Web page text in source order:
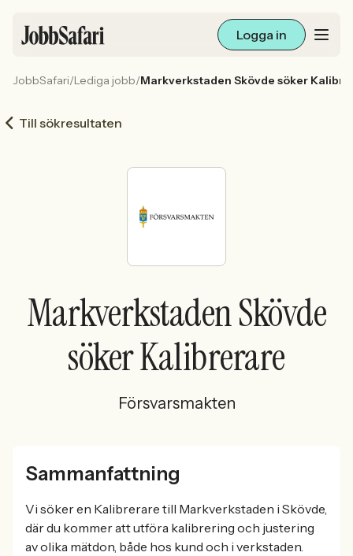
Logga in
Arbetsliv och karriär
För arbetsgivare
Sök med AI
Ny här? Skapa konto
JobbSafari/Lediga jobb/Markverkstaden Skövde söker
Till sökresultaten
Markverkstaden Skövde
söker Kalibrerare
Försvarsmakten
Sammanfattning
Vi söker en Kalibrerare till Markverkstaden i Skövde,
där du kommer att utföra kalibrering och justering
av olika mätdon, både hos kund och i verkstaden.